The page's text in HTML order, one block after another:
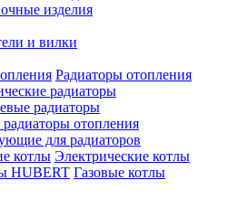
изделия
и вилки
Радиаторы отопления
радиаторы
радиаторы
отопления
для радиаторов
Электрические котлы
Газовые котлы